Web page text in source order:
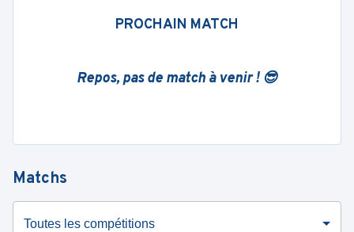
PROCHAIN MATCH
Repos, pas de match à venir ! 😎
Matchs
Toutes les compétitions